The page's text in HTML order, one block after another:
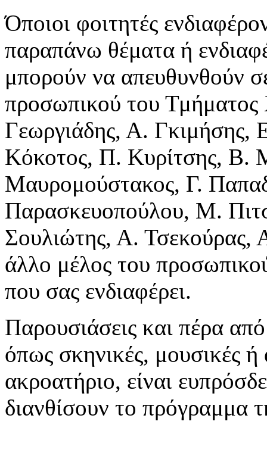
Όποιοι φοιτητές
παραπάνω θέματα ή
μπορούν να απευθυνθούν
προσωπικού του
Γεωργιάδης, Α.
Κόκοτος, Π. Κυρίτσης, Β.
Μαυρομούστακος, Γ.
Παρασκευοπούλου, Μ.
Σουλιώτης, Α. Τσεκούρας,
άλλο μέλος του
που σας ενδιαφέρει.
Παρουσιάσεις και πέρα
όπως σκηνικές, μουσικές
ακροατήριο, είναι
διανθίσουν το πρόγραμμα